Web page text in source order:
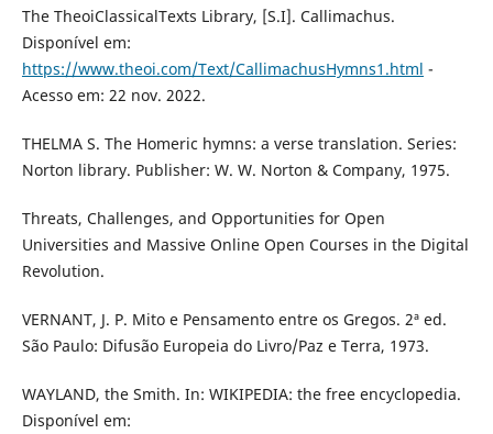
The TheoiClassicalTexts Library, [S.I]. Callimachus.
Disponível em:
https://www.theoi.com/Text/CallimachusHymns1.html -
Acesso em: 22 nov. 2022.
THELMA S. The Homeric hymns: a verse translation. Series:
Norton library. Publisher: W. W. Norton & Company, 1975.
Threats, Challenges, and Opportunities for Open
Universities and Massive Online Open Courses in the Digital
Revolution.
VERNANT, J. P. Mito e Pensamento entre os Gregos. 2ª ed.
São Paulo: Difusão Europeia do Livro/Paz e Terra, 1973.
WAYLAND, the Smith. In: WIKIPEDIA: the free encyclopedia.
Disponível em: